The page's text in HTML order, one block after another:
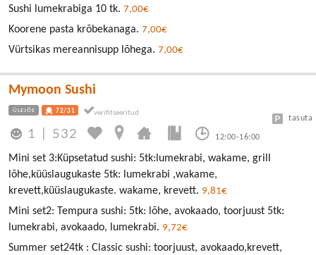
Sushi lumekrabiga 10 tk. 7,00€
Koorene pasta krõbekanaga. 7,00€
Vürtsikas mereannisupp lõhega. 7,00€
Mymoon Sushi
ÜLEJÕE 72/31
1 532 12:00-16:00
tasuta
Mini set 3:Küpsetatud sushi: 5tk:lumekrabi, wakame, grill
lõhe,küüslaugukaste 5tk: lumekrabi ,wakame,
krevett,küüslaugukaste. wakame, krevett. 9,81€
Mini set2: Tempura sushi: 5tk: lõhe, avokaado, toorjuust 5tk:
lumekrabi, avokaado, lumekrabi. 9,72€
Summer set24tk : Classic sushi: toorjuust, avokaado,krevett,